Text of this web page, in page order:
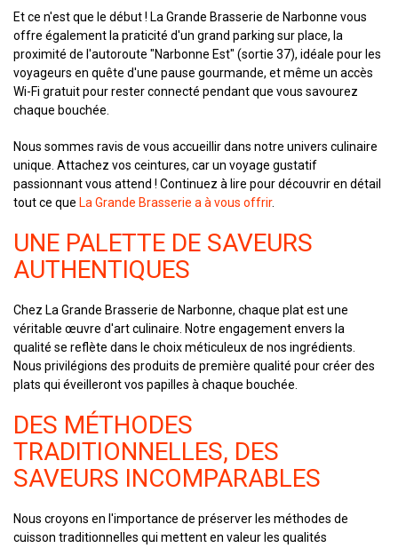
Et ce n'est que le début ! La Grande Brasserie de Narbonne vous
offre également la praticité d'un grand parking sur place, la
proximité de l'autoroute "Narbonne Est" (sortie 37), idéale pour les
voyageurs en quête d'une pause gourmande, et même un accès
Wi-Fi gratuit pour rester connecté pendant que vous savourez
chaque bouchée.
Nous sommes ravis de vous accueillir dans notre univers culinaire
unique. Attachez vos ceintures, car un voyage gustatif
passionnant vous attend ! Continuez à lire pour découvrir en détail
tout ce que La Grande Brasserie a à vous offrir.
UNE PALETTE DE SAVEURS
AUTHENTIQUES
Chez La Grande Brasserie de Narbonne, chaque plat est une
véritable œuvre d'art culinaire. Notre engagement envers la
qualité se reflète dans le choix méticuleux de nos ingrédients.
Nous privilégions des produits de première qualité pour créer des
plats qui éveilleront vos papilles à chaque bouchée.
DES MÉTHODES
TRADITIONNELLES, DES
SAVEURS INCOMPARABLES
Nous croyons en l'importance de préserver les méthodes de
cuisson traditionnelles qui mettent en valeur les qualités